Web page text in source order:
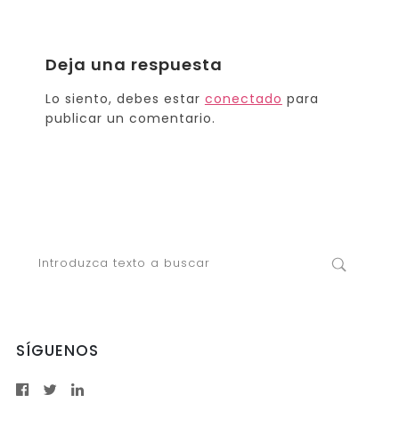
Deja una respuesta
Lo siento, debes estar conectado para
publicar un comentario.
SÍGUENOS